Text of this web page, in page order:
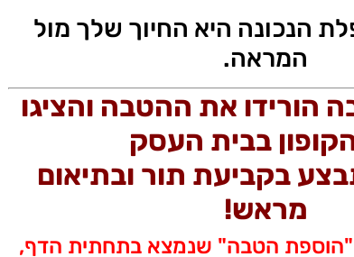
הנכונה היא החיוך שלך מול
המראה.
הורידו את ההטבה והציגו
בבית העסק
בקביעת תור ובתיאום
מראש!
"הוספת הטבה" שנמצא בתחתית הדף,